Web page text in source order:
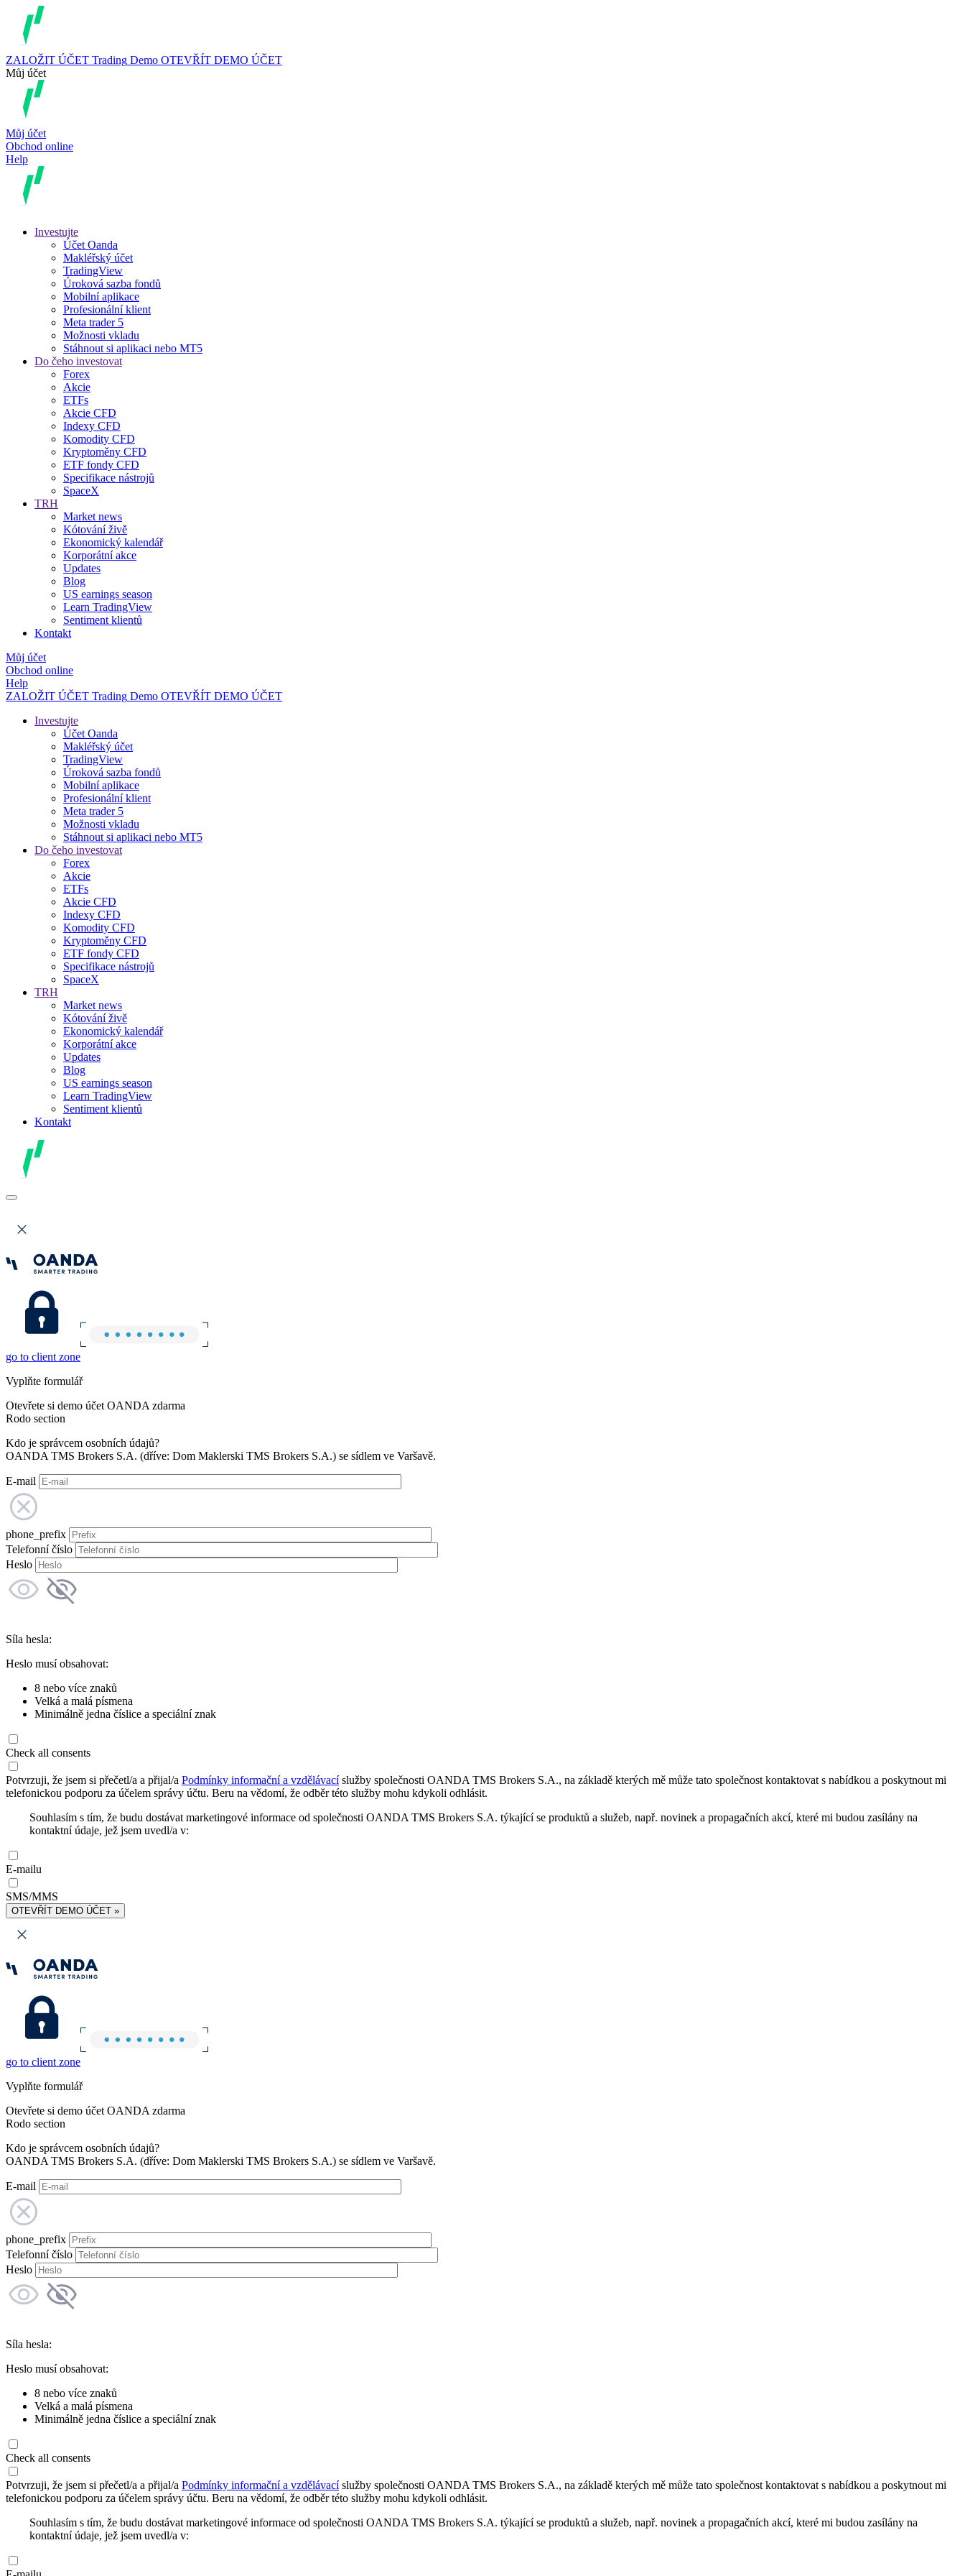
ZALOŽIT ÚČET Trading Demo OTEVŘÍT DEMO ÚČET
Můj účet
Můj účet
Obchod online
Help
Investujte
Účet Oanda
Makléřský účet
TradingView
Úroková sazba fondů
Mobilní aplikace
Profesionální klient
Meta trader 5
Možnosti vkladu
Stáhnout si aplikaci nebo MT5
Do čeho investovat
Forex
Akcie
ETFs
Akcie CFD
Indexy CFD
Komodity CFD
Kryptoměny CFD
ETF fondy CFD
Specifikace nástrojů
SpaceX
TRH
Market news
Kótování živě
Ekonomický kalendář
Korporátní akce
Updates
Blog
US earnings season
Learn TradingView
Sentiment klientů
Kontakt
Můj účet
Obchod online
Help
ZALOŽIT ÚČET Trading Demo OTEVŘÍT DEMO ÚČET
Investujte
Účet Oanda
Makléřský účet
TradingView
Úroková sazba fondů
Mobilní aplikace
Profesionální klient
Meta trader 5
Možnosti vkladu
Stáhnout si aplikaci nebo MT5
Do čeho investovat
Forex
Akcie
ETFs
Akcie CFD
Indexy CFD
Komodity CFD
Kryptoměny CFD
ETF fondy CFD
Specifikace nástrojů
SpaceX
TRH
Market news
Kótování živě
Ekonomický kalendář
Korporátní akce
Updates
Blog
US earnings season
Learn TradingView
Sentiment klientů
Kontakt
go to client zone
Vyplňte formulář
Otevřete si demo účet OANDA zdarma
Rodo section
Kdo je správcem osobních údajů?
OANDA TMS Brokers S.A. (dříve: Dom Maklerski TMS Brokers S.A.) se sídlem ve Varšavě.
E-mail
phone_prefix
Telefonní číslo
Heslo
Síla hesla:
Heslo musí obsahovat:
8 nebo více znaků
Velká a malá písmena
Minimálně jedna číslice a speciální znak
Check all consents
Potvrzuji, že jsem si přečetl/a a přijal/a Podmínky informační a vzdělávacíslužby společnosti OANDA TMS Brokers S.A., na základě kterých mě může tato společnost kontaktovat s nabídkou a poskytnout mi
telefonickou podporu za účelem správy účtu. Beru na vědomí, že odběr této služby mohu kdykoli odhlásit.
Souhlasím s tím, že budu dostávat marketingové informace od společnosti OANDA TMS Brokers S.A. týkající se produktů a služeb, např. novinek a propagačních akcí, které mi budou zasílány na
kontaktní údaje, jež jsem uvedl/a v:
E-mailu
SMS/MMS
OTEVŘÍT DEMO ÚČET »
go to client zone
Vyplňte formulář
Otevřete si demo účet OANDA zdarma
Rodo section
Kdo je správcem osobních údajů?
OANDA TMS Brokers S.A. (dříve: Dom Maklerski TMS Brokers S.A.) se sídlem ve Varšavě.
E-mail
phone_prefix
Telefonní číslo
Heslo
Síla hesla:
Heslo musí obsahovat:
8 nebo více znaků
Velká a malá písmena
Minimálně jedna číslice a speciální znak
Check all consents
Potvrzuji, že jsem si přečetl/a a přijal/a Podmínky informační a vzdělávacíslužby společnosti OANDA TMS Brokers S.A., na základě kterých mě může tato společnost kontaktovat s nabídkou a poskytnout mi
telefonickou podporu za účelem správy účtu. Beru na vědomí, že odběr této služby mohu kdykoli odhlásit.
Souhlasím s tím, že budu dostávat marketingové informace od společnosti OANDA TMS Brokers S.A. týkající se produktů a služeb, např. novinek a propagačních akcí, které mi budou zasílány na
kontaktní údaje, jež jsem uvedl/a v: